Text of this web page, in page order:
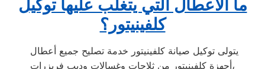
ما الأعطال التي يتغلب عليها توكيل
كلفينيتور؟
أجهزة كلفينيتور من ثلاجات وغسالات وديب فريزرات،